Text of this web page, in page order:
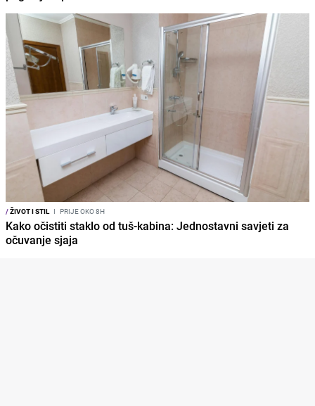
/ŽIVOT I STIL I PRIJE OKO 8H
Kako očistiti staklo od tuš-kabina: Jednostavni savjeti za
očuvanje sjaja